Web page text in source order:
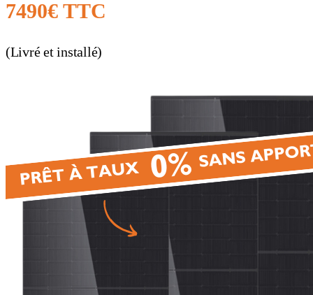
7490€ TTC
(Livré et installé)